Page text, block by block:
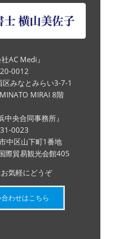
社AC Medi』
0012
みなとみらい3-7-1
MIRAI 8階
中央合同事務所』
0023
中区山下町1番地
際貿易観光会館405
気軽にどうぞ
わせはこちら